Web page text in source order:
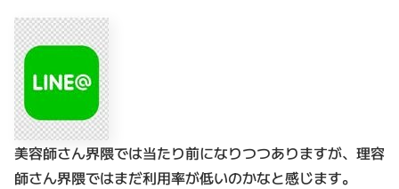
美容師さん界隈では当たり前になりつつありますが、理容
師さん界隈ではまだ利用率が低いのかなと感じます。